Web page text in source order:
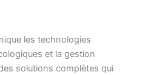
les technologies
et la gestion
solutions complètes qui